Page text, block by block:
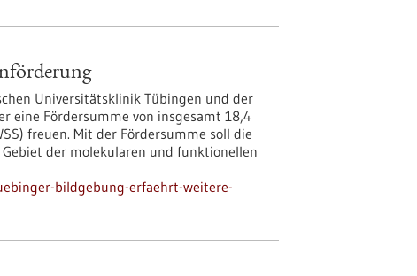
Universitätsklinik Tübingen und der
eine Fördersumme von insgesamt 18,4
freuen. Mit der Fördersumme soll die
der molekularen und funktionellen
bildgebung-erfaehrt-weitere-